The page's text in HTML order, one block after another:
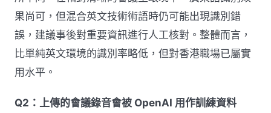
果尚可，但混合英文技術術語時仍可能出現識別錯
誤，建議事後對重要資訊進行人工核對。整體而言，
比單純英文環境的識別率略低，但對香港職場已屬實
用水平。
Q2：上傳的會議錄音會被 OpenAI 用作訓練資料